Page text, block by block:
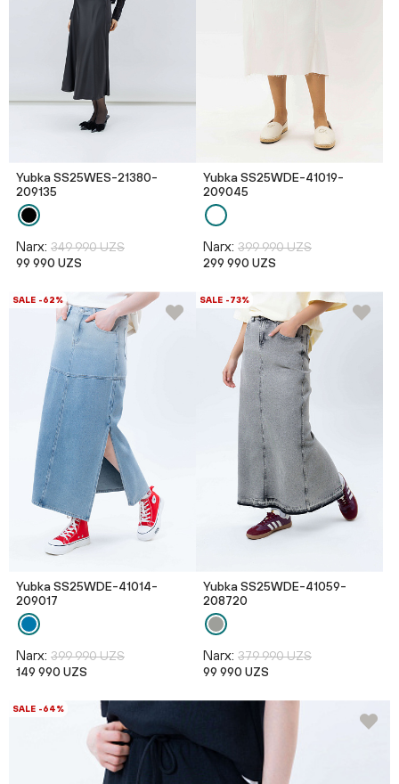
Yubka SS25WES-21380-
209135
Narx: 349 990 UZS
99 990 UZS
Yubka SS25WDE-41019-
209045
Narx: 399 990 UZS
299 990 UZS
SALE -62%
Yubka SS25WDE-41014-
209017
Narx: 399 990 UZS
149 990 UZS
SALE -73%
Yubka SS25WDE-41059-
208720
Narx: 379 990 UZS
99 990 UZS
SALE -64%